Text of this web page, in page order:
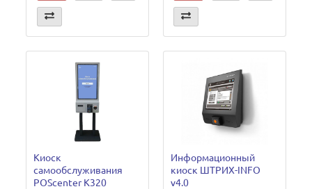
Киоск
самообслуживания
POScenter K320
Информационный
киоск ШТРИХ-INFO
v4.0